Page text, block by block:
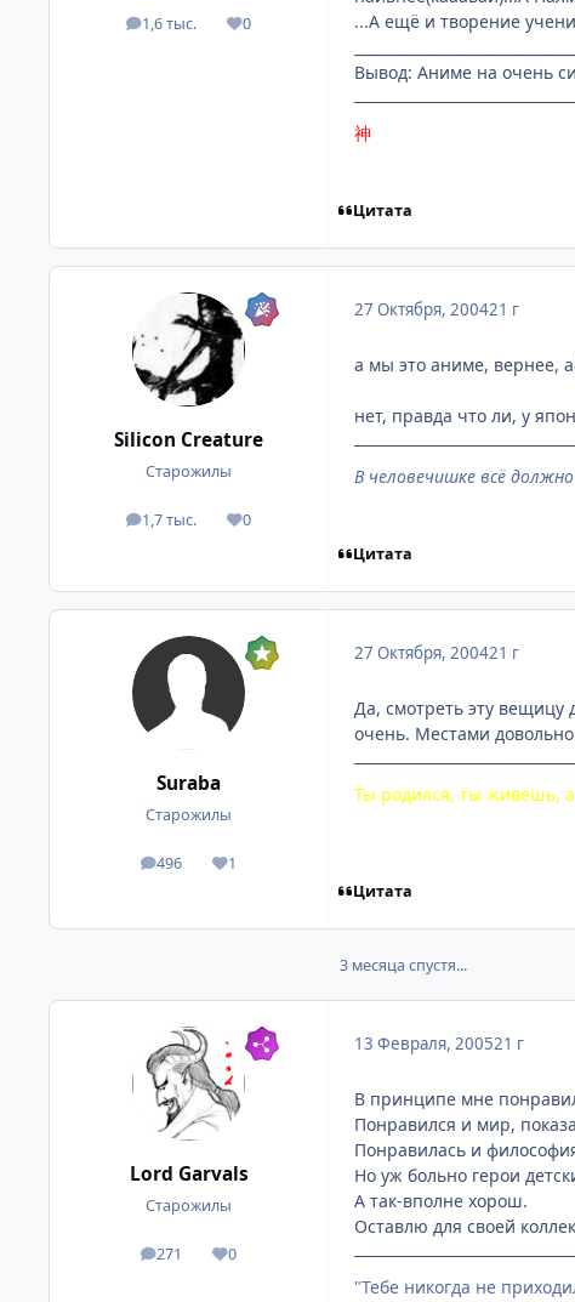
1,6 тыс.
посты 0
Репутация
...А ещё и творение
Вывод: Аниме на очень
神
Цитата
Silicon Creature
Старожилы
1,7 тыс.
посты 0
Репутация
27 Октября, 200421 г
а мы это аниме, вернее,
нет, правда что ли, у
В человечишке всё
Цитата
Suraba
Старожилы
496
посты 1
Репутация
27 Октября, 200421 г
Да, смотреть эту вещицу
очень. Местами
Ты родился, ты живешь,
Цитата
3 месяца спустя...
Lord Garvals
Старожилы
271
посты 0
Репутация
13 Февраля, 200521 г
В принципе мне
Понравился и мир,
Понравилась и
Но уж больно герои
А так-вполне хорош.
Оставлю для своей
"Тебе никогда не